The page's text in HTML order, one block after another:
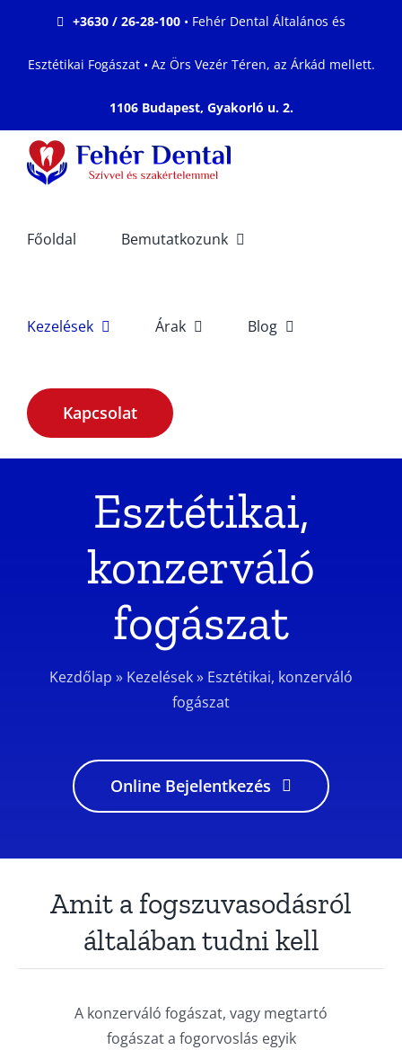
+3630 / 26-28-100 • Fehér Dental Általános és
Esztétikai Fogászat • Az Örs Vezér Téren, az Árkád mellett.
1106 Budapest, Gyakorló u. 2.
Főoldal Bemutatkozunk
Kezelések Árak Blog
Kapcsolat
Esztétikai,
konzerváló
fogászat
Kezdőlap » Kezelések» Esztétikai, konzerváló
fogászat
Online Bejelentkezés
Amit a fogszuvasodásról
általában tudni kell
A konzerváló fogászat, vagy megtartó
fogászat a fogorvoslás egyik